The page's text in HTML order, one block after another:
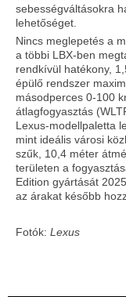
sebességváltásokra
lehetőséget.
Nincs meglepetés a
a többi LBX-ben
rendkívül hatékony,
épülő rendszer
másodperces 0-100
átlagfogyasztás
Lexus-modellpaletta
mint ideális városi
szűk, 10,4 méter
területen a
Edition gyártását
az árakat később
Fotók: Lexus